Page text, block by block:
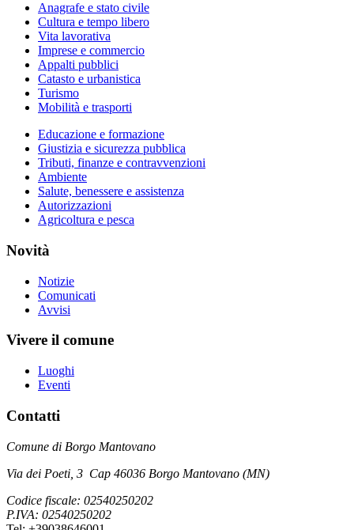
Anagrafe e stato civile
Cultura e tempo libero
Vita lavorativa
Imprese e commercio
Appalti pubblici
Catasto e urbanistica
Turismo
Mobilità e trasporti
Educazione e formazione
Giustizia e sicurezza pubblica
Tributi, finanze e contravvenzioni
Ambiente
Salute, benessere e assistenza
Autorizzazioni
Agricoltura e pesca
Novità
Notizie
Comunicati
Avvisi
Vivere il comune
Luoghi
Eventi
Contatti
Comune di Borgo Mantovano
Via dei Poeti, 3 Cap 46036 Borgo Mantovano (MN)
Codice fiscale: 02540250202
P.IVA: 02540250202